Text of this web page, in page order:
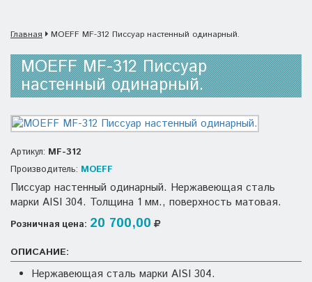
Главная MOEFF MF-312 Писсуар настенный одинарный.
MOEFF MF-312 Писсуар
настенный одинарный.
Артикул: MF-312
Производитель: MOEFF
Писсуар настенный одинарный. Нержавеющая сталь
марки AISI 304. Толщина 1 мм., поверхность матовая.
Розничная цена: 20 700,00
ОПИСАНИЕ:
Нержавеющая сталь марки AISI 304.